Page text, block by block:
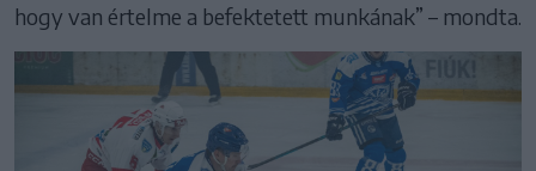
hogy van értelme a befektetett munkának” – mondta.